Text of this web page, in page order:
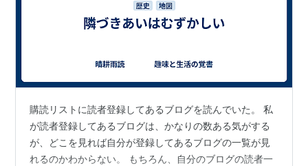
購読リストに読者登録してあるブログを読んでいた。 私
が読者登録してあるブログは、かなりの数ある気がする
が、どこを見れば自分が登録してあるブログの一覧が見
れるのかわからない。 もちろん、自分のブログの読者一